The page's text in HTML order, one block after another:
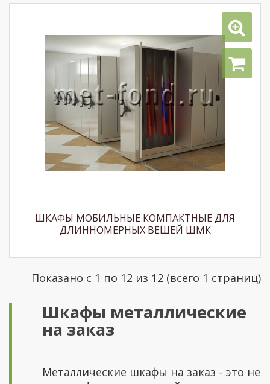
ШКАФЫ МОБИЛЬНЫЕ КОМПАКТНЫЕ ДЛЯ
ДЛИННОМЕРНЫХ ВЕЩЕЙ ШМК
Показано с 1 по 12 из 12 (всего 1 страниц)
Шкафы металлические
на заказ
Металлические шкафы на заказ - это не